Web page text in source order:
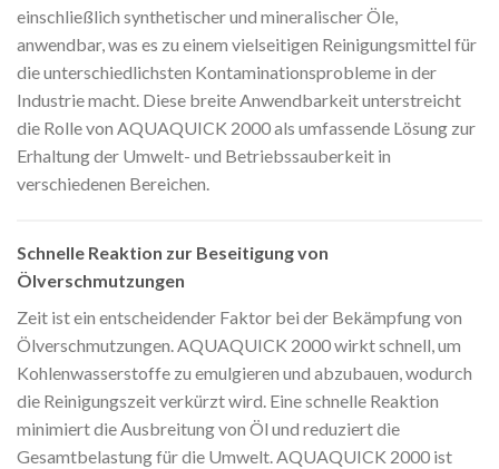
einschließlich synthetischer und mineralischer Öle,
anwendbar, was es zu einem vielseitigen Reinigungsmittel für
die unterschiedlichsten Kontaminationsprobleme in der
Industrie macht. Diese breite Anwendbarkeit unterstreicht
die Rolle von AQUAQUICK 2000 als umfassende Lösung zur
Erhaltung der Umwelt- und Betriebssauberkeit in
verschiedenen Bereichen.
Schnelle Reaktion zur Beseitigung von
Ölverschmutzungen
Zeit ist ein entscheidender Faktor bei der Bekämpfung von
Ölverschmutzungen. AQUAQUICK 2000 wirkt schnell, um
Kohlenwasserstoffe zu emulgieren und abzubauen, wodurch
die Reinigungszeit verkürzt wird. Eine schnelle Reaktion
minimiert die Ausbreitung von Öl und reduziert die
Gesamtbelastung für die Umwelt. AQUAQUICK 2000 ist